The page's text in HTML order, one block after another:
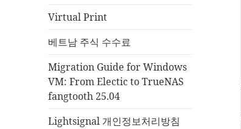
Virtual Print
베트남 주식 수수료
Migration Guide for Windows
VM: From Electic to TrueNAS
fangtooth 25.04
Lightsignal 개인정보처리방침